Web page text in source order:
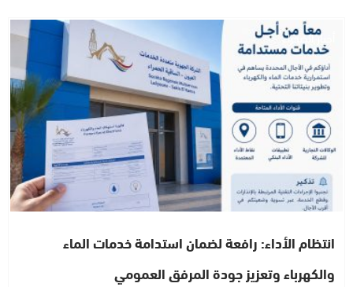
أخبار الصحراء
انتظام الأداء: رافعة لضمان استدامة خدمات الماء
والكهرباء وتعزيز جودة المرفق العمومي